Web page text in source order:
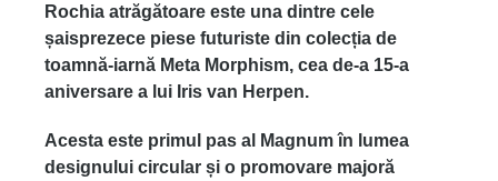
Rochia atrăgătoare este una dintre cele
șaisprezece piese futuriste din colecția de
toamnă-iarnă Meta Morphism, cea de-a 15-a
aniversare a lui Iris van Herpen.
Acesta este primul pas al Magnumîn lumea
designului circular și o promovare majoră